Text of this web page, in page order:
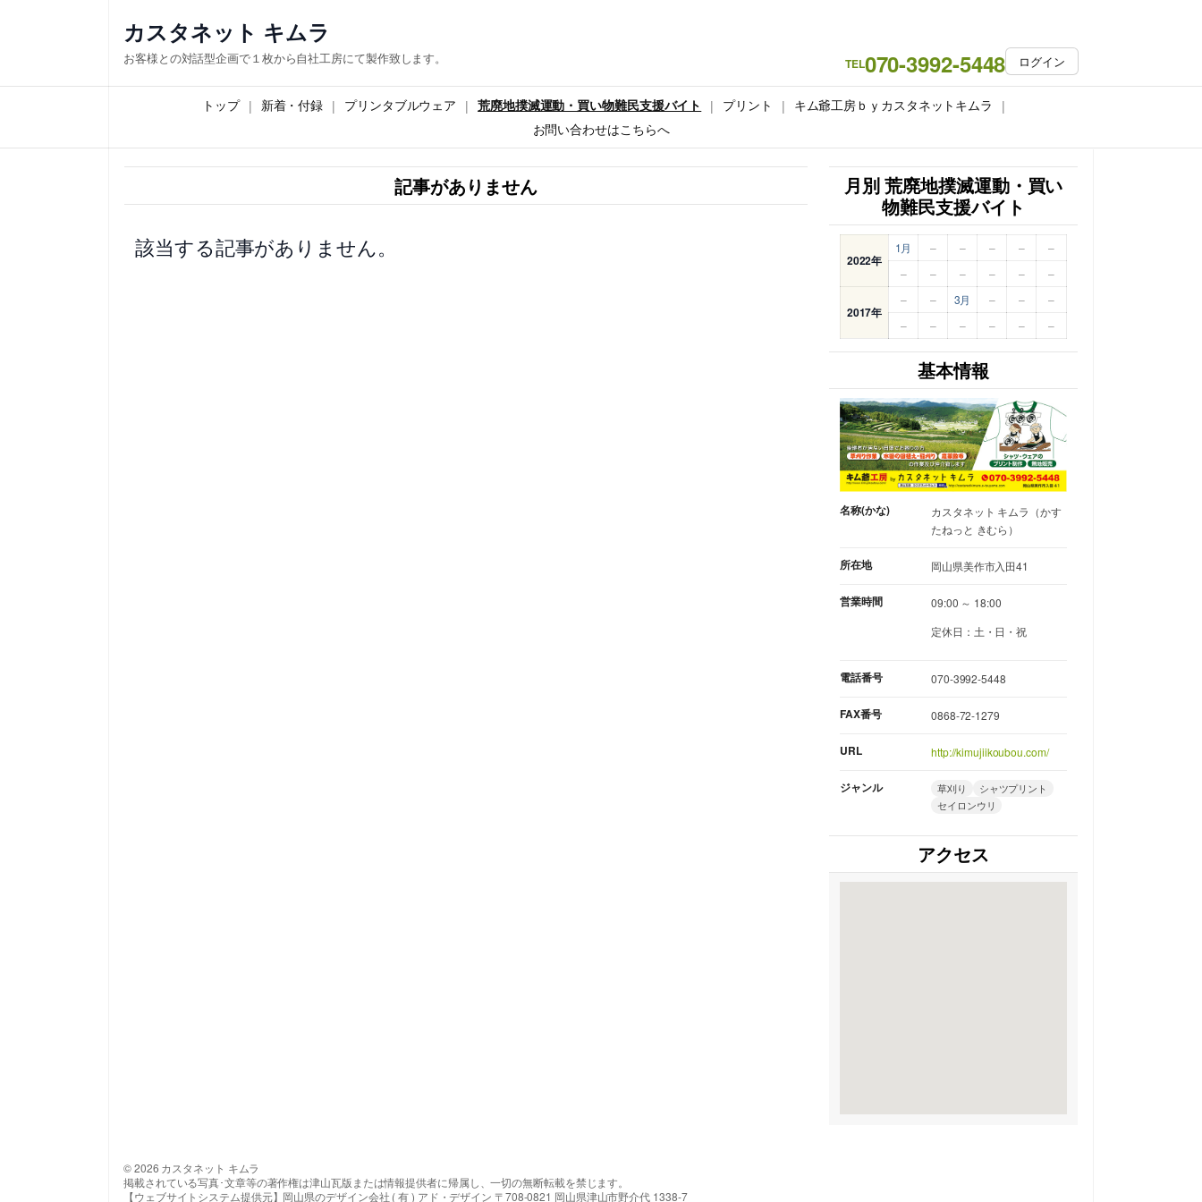
ス
ッ
カスタネット キムラ
お客様との対話型企画で１枚から自社工房にて製作致します。 TEL070-3992-5448 ログイン
トップ 新着・付録 プリンタブルウェア 荒廃地撲滅運動・買い物難民支援バイト プリント
キム爺工房ｂｙカスタネットキムラ
お問い合わせはこちらへ
記事がありません
該当する記事がありません。
月別 荒廃地撲滅運動・買い
物難民支援バイト
2022年
1月 – – – –
–
–
– – – – –
2017年
– – 3月 – –
–
–
– – – – –
基本情報
名称(かな)
カスタネット キムラ（かす
たねっと きむら）
所在地 岡山県美作市入田41
営業時間
09:00 ～ 18:00
定休日：土・日・祝
電話番号 070-3992-5448
FAX番号 0868-72-1279
URL http://kimujiikoubou.com/
ジャンル 草刈り
シャツプリント
セイロンウリ
アクセス
© 2026 カスタネット キムラ
掲載されている写真･文章等の著作権は津山瓦版または情報提供者に帰属し、一切の無断転載を禁じます。
【ウェブサイトシステム提供元】岡山県のデザイン会社 ( 有 ) アド・デザイン 〒708-0821 岡山県津山市野介代 1338-7